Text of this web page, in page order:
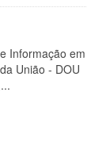
Informação em
União - DOU